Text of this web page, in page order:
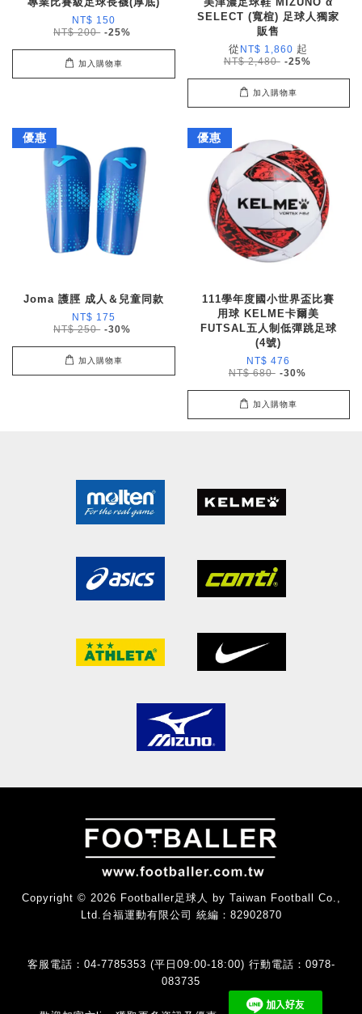
NT$ 150
NT$ 200 -25%
加入購物車
SELECT (寬楦) 足球人獨家
販售
從 NT$ 1,860 起
NT$ 2,480 -25%
加入購物車
優惠
Joma 護脛 成人＆兒童同款
NT$ 175
NT$ 250 -30%
加入購物車
優惠
111學年度國小世界盃比賽
用球 KELME卡爾美
FUTSAL五人制低彈跳足球
(4號)
NT$ 476
NT$ 680 -30%
加入購物車
Copyright © 2026 Footballer足球人 by Taiwan Football Co.,
Ltd.台福運動有限公司 統編：82902870
客服電話：04-7785353 (平日09:00-18:00) 行動電話：0978-
083735